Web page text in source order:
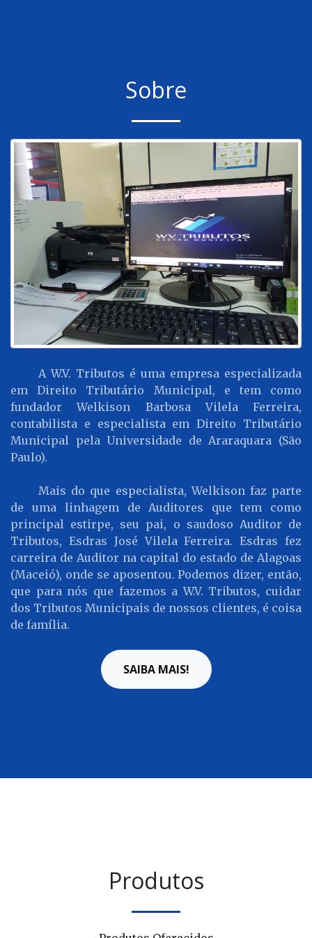
Sobre
A W.V. Tributos é uma empresa especializada
em Direito Tributário Municipal, e tem como
fundador Welkison Barbosa Vilela Ferreira,
contabilista e especialista em Direito Tributário
Municipal pela Universidade de Araraquara (São
Paulo).
Mais do que especialista, Welkison faz parte
de uma linhagem de Auditores que tem como
principal estirpe, seu pai, o saudoso Auditor de
Tributos, Esdras José Vilela Ferreira. Esdras fez
carreira de Auditor na capital do estado de Alagoas
(Maceió), onde se aposentou. Podemos dizer, então,
que para nós que fazemos a W.V. Tributos, cuidar
dos Tributos Municipais de nossos clientes, é coisa
de família.
SAIBA MAIS!
Produtos